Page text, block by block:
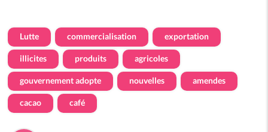
Lutte commercialisation exportation
illicites produits agricoles
gouvernement adopte nouvelles amendes
cacao café